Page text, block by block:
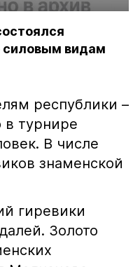
силовым видам
республики –
в турнире
В числе
знаменской
гиревики
Золото